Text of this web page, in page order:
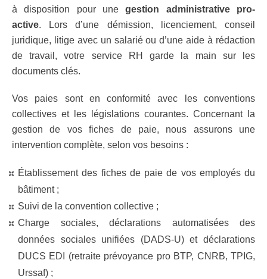
à disposition pour unegestion administrative pro-
active. Lors d’une démission, licenciement, conseil
juridique, litige avec un salarié ou d’une aide à rédaction
de travail, votre service RH garde la main sur les
documents clés.
Vos paies sont en conformité avec les conventions
collectives et les législations courantes. Concernant la
gestion de vos fiches de paie, nous assurons une
intervention complète, selon vos besoins :
Établissement des fiches de paie de vos employés du
bâtiment ;
Suivi de la convention collective ;
Charge sociales, déclarations automatisées des
données sociales unifiées (DADS-U) et déclarations
DUCS EDI (retraite prévoyance pro BTP, CNRB, TPIG,
Urssaf) ;